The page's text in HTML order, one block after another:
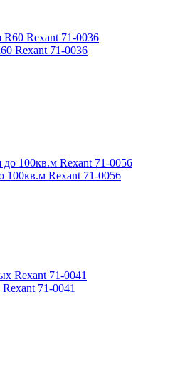
Rexant 71-0036
100кв.м Rexant 71-0056
71-0041